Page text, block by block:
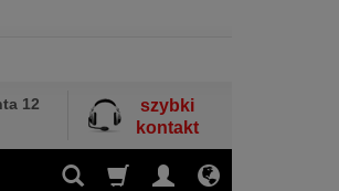
12
szybki
kontakt